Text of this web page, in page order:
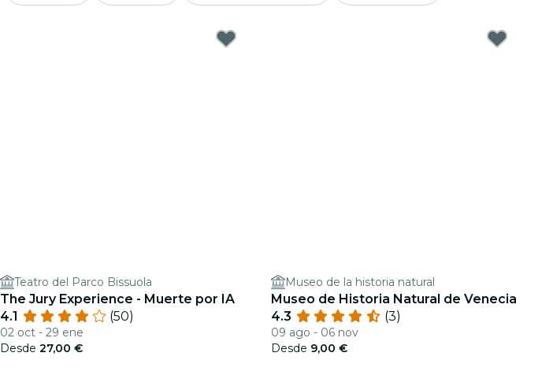
Teatro del Parco Bissuola
The Jury Experience - Muerte por IA
4.1
(50)
02 oct - 29 ene
Desde 27,00 €
Museo de la historia natural
Museo de Historia Natural de Venecia
4.3
(3)
09 ago - 06 nov
Desde 9,00 €